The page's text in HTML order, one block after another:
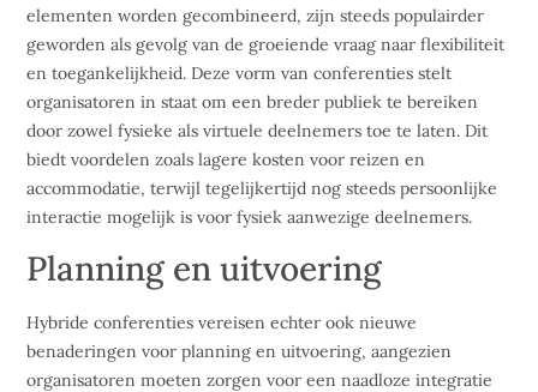
elementen worden gecombineerd, zijn steeds populairder
geworden als gevolg van de groeiende vraag naar flexibiliteit
en toegankelijkheid. Deze vorm van conferenties stelt
organisatoren in staat om een breder publiek te bereiken
door zowel fysieke als virtuele deelnemers toe te laten. Dit
biedt voordelen zoals lagere kosten voor reizen en
accommodatie, terwijl tegelijkertijd nog steeds persoonlijke
interactie mogelijk is voor fysiek aanwezige deelnemers.
Planning en uitvoering
Hybride conferenties vereisen echter ook nieuwe
benaderingen voor planning en uitvoering, aangezien
organisatoren moeten zorgen voor een naadloze integratie